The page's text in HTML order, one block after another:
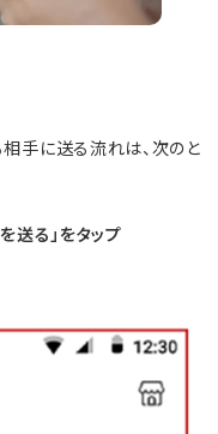
相手に送る流れは、次のと
送る」をタップ